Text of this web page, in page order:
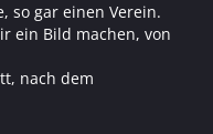
so gar einen Verein.
ein Bild machen, von
nach dem